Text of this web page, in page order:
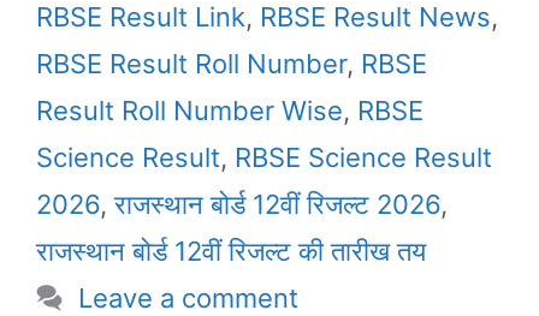
RBSE Result Link, RBSE Result News,
RBSE Result Roll Number, RBSE
Result Roll Number Wise, RBSE
Science Result, RBSE Science Result
2026,राजस्थान बोर्ड 12वीं रिजल्ट 2026,
राजस्थान बोर्ड 12वीं रिजल्ट की तारीख तय
Leave a comment